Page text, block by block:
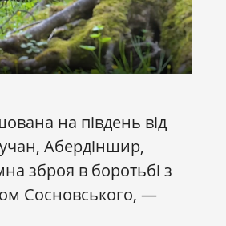
на південь від
Абердіншир,
зброя в боротьбі з
Сосновського, —